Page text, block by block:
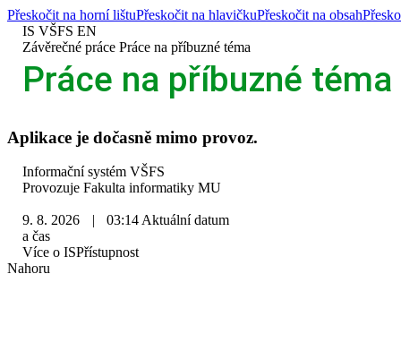
Přeskočit na horní lištuPřeskočit na hlavičkuPřeskočit na obsah
IS VŠFS EN
>
Závěrečné práce >
Práce na příbuzné téma
Práce na příbuzné téma
Aplikace je dočasně mimo provoz.
IS
VŠFS
Informační systém VŠFS
ProvozujeFakulta informatiky MU
9. 8. 2026 | 03:14Aktuální datum
a čas
Více o ISPřístupnost
Nahoru